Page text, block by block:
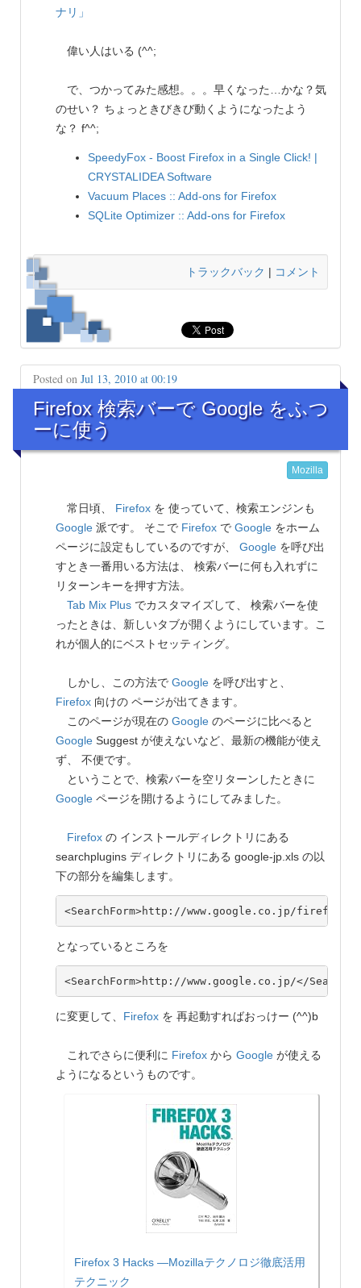
ナリ」
偉い人はいる (^^;
で、つかってみた感想。。。早くなった…かな？気
のせい？ ちょっときびきび動くようになったよう
な？ f^^;
SpeedyFox - Boost Firefox in a Single Click! |
CRYSTALIDEA Software
Vacuum Places :: Add-ons for Firefox
SQLite Optimizer :: Add-ons for Firefox
トラックバック | コメント
Posted on Jul 13, 2010 at 00:19
Firefox 検索バーで Google をふつ
ーに使う
Mozilla
常日頃、 Firefox を 使っていて、検索エンジンも
Google 派です。 そこで Firefox で Google をホーム
ページに設定もしているのですが、 Google を呼び出
すとき一番用いる方法は、 検索バーに何も入れずに
リターンキーを押す方法。
Tab Mix Plus でカスタマイズして、 検索バーを使
ったときは、新しいタブが開くようにしています。こ
れが個人的にベストセッティング。
しかし、この方法で Google を呼び出すと、
Firefox 向けの ページが出てきます。
このページが現在の Google のページに比べると
Google Suggest が使えないなど、最新の機能が使え
ず、 不便です。
ということで、検索バーを空リターンしたときに
Google ページを開けるようにしてみました。
Firefox の インストールディレクトリにある
searchplugins ディレクトリにある google-jp.xls の以
下の部分を編集します。
となっているところを
に変更して、 Firefox を 再起動すればおっけー (^^)b
これでさらに便利に Firefox から Google が使える
ようになるというものです。
Firefox 3 Hacks ―Mozillaテクノロジ徹底活用
テクニック